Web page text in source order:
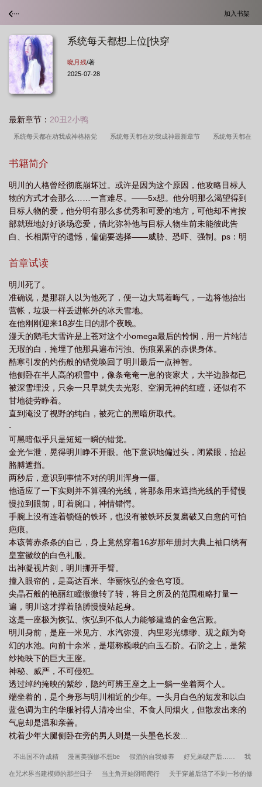
加入书架
系统每天都想上位[快穿
晓月残/著
2025-07-28
最新章节： 20丑2小鸭
系统每天都在劝我成神格格党 系统每天都在劝我成神最新章节 系统每天都在
天都在劝我成神维客格格党
我成神全文免费阅读 系统每天都在劝我成神笔趣阁
书籍简介
明川的人格曾经彻底崩坏过。或许是因为这个原因，他攻略目标人
物的方式才会那么……一言难尽。——5x想。他分明那么渴望得到
目标人物的爱，他分明有那么多优秀和可爱的地方，可他却不肯按
部就班地好好谈场恋爱，借此弥补他与目标人物生前未能彼此告
白、长相厮守的遗憾，偏偏要选择——威胁、恐吓、强制。ps：明
top能得到什么甜头。一开始5x只是默默地冷眼旁观。不管宿主行事
么大，总会长出几朵奇葩。可渐渐的，5x开始管不住自己的嘴，总
是忍不住跟明川历数目标人物的种种不是。哪怕明川再三跟它强
调，目标人物生前曾为他受尽折磨、甚至付出了生命，5x还是觉
得，明川在任务世界中付出得太多，觉得目标人物配不上明川如此
炽烈的爱。5x意识到自己越界了。它似乎对自己的宿主有了不该有
的情感。它劝诫自己收敛、克制。毕竟它只是宿主的随身系统。它
连身体都没有……但随着任务的推进，5x越来越替自己的宿主感到
不值，越来越想……把明川据为己有。而且它也已经具备了犯案的
基本条件——有了实体。最初5x是很有罪恶感的。但渐渐的，它的
信条就只剩下一个：幸福，要靠自己努力争取！被主系统禁言的明
川默默看着越作越花、在疯批小三的道路上一骑绝尘的5x，倍感无
语：五哥，你想想你的代号，再想想目标人物的名字！5x和巫丞！
这么烂的谐音梗，你就没意识到什么吗？啊？啊？！【阅读指
南】：·非典型快穿，慢热，大长篇。·小世界不独立，每个小世界都
与原世界相关。·奇怪的xp合集。·甜文，他们超爱。——看看预收：
身边全是【哔——】[快穿]————看看预收：身边全是【哔——】
[快穿]——[叮。检测到目标有吸引【哔——】的特质，即刻绑定为宿
主。传送中——]明羽：等等等等，说我吸引什么玩意儿？被消音的
是什么？！……谁答应你当什么见鬼的宿主了？！要把我送哪儿
去？救……！很快，明羽就知道被消音的【哔——】是什么了。毕
竟他长得这么可爱，他不吸引【哔——】谁吸引【哔——】？“所
以，我的任务是？”明羽问。系统：“充分展露你的特质，把【哔
——】钓出来，让他受到应有的惩罚。”明羽暗暗抚胸口。吓死了，
还以为是要他满足【哔——】。那可太【哔——】了。“那是我同
事？”明羽躲在墙角后，指着不远处被【哔——】们围起来的一个比
自己更可爱的小可爱，问系统。系统回答：“是路人。”明羽“卧槽”一
声飞身蹿出，“放开那个小可爱！有什么冲我来！”长得比洋娃娃还漂
亮的小可爱仰头看看挡在自己面前的背影，默默将掌心利器藏进袖
口，扯住明羽衣摆软声抽泣：“哥哥，我好怕……”多年后。明羽趴在
床边，恨恨瞥了一眼一脸餍足慵懒地靠在床头、慢慢给他揉捏腰身
的男人，深深地沉默吸了口烟。他失算了。当年的小可爱才是最大
的【哔——】！【哔——】！【哔——】！【哔——】！
首章试读
明川死了。
准确说，是那群人以为他死了，便一边大骂着晦气，一边将他抬出
营帐，垃圾一样丢进帐外的冰天雪地。
在他刚刚迎来18岁生日的那个夜晚。
漫天的鹅毛大雪许是上苍对这个小omega最后的怜悯，用一片纯洁
无瑕的白，掩埋了他那具遍布污浊、伤痕累累的赤倮身体。
酷寒引发的灼伤般的错觉唤回了明川最后一点神智。
他侧卧在半人高的积雪中，像条奄奄一息的丧家犬，大半边脸都已
被深雪埋没，只余一只早就失去光彩、空洞无神的红瞳，还似有不
甘地徒劳睁着。
直到淹没了视野的纯白，被死亡的黑暗所取代。
-
可黑暗似乎只是短短一瞬的错觉。
金光乍泄，晃得明川睁不开眼。他下意识地偏过头，闭紧眼，抬起
胳膊遮挡。
两秒后，意识到事情不对的明川浑身一僵。
他适应了一下实则并不算强的光线，将那条用来遮挡光线的手臂慢
慢拉到眼前，盯着腕口，神情错愕。
手腕上没有连着锁链的铁环，也没有被铁环反复磨破又自愈的可怕
疤痕。
本该菁赤条条的自己，身上竟然穿着16岁那年册封大典上袖口绣有
皇室徽纹的白色礼服。
出神凝视片刻，明川挪开手臂。
撞入眼帘的，是高达百米、华丽恢弘的金色穹顶。
尖晶石般的艳丽红瞳微微转了转，将目之所及的范围粗略打量一
遍，明川这才撑着胳膊慢慢站起身。
这是一座极为恢弘、恢弘到不似人力能够建造的金色宫殿。
明川身前，是座一米见方、水汽弥漫、内里彩光缥缈、观之颇为奇
幻的水池。向前十余米，是堪称巍峨的白玉石阶。石阶之上，是紫
纱掩映下的巨大王座。
神秘、威严，不可侵犯。
透过绰约掩映的紫纱，隐约可辨王座之上一躺一坐着两个人。
端坐着的，是个身形与明川相近的少年。一头月白色的短发和以白
蓝色调为主的华服衬得人清冷出尘、不食人间烟火，但散发出来的
气息却是温和亲善。
枕着少年大腿侧卧在旁的男人则是一头墨色长发...
不出国不许成精 漫画美强惨不想be 假酒的自我修养 好兄弟破产后…… 我
在咒术界当建模师的那些日子 当主角开始阴暗爬行 关于穿越后活了不到一秒的修